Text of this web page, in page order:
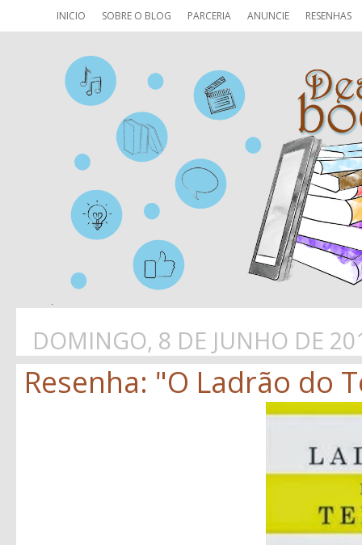
INICIO SOBRE O BLOG PARCERIA ANUNCIE RESENHAS
DOMINGO, 8 DE JUNHO DE
Resenha: "O Ladrão do